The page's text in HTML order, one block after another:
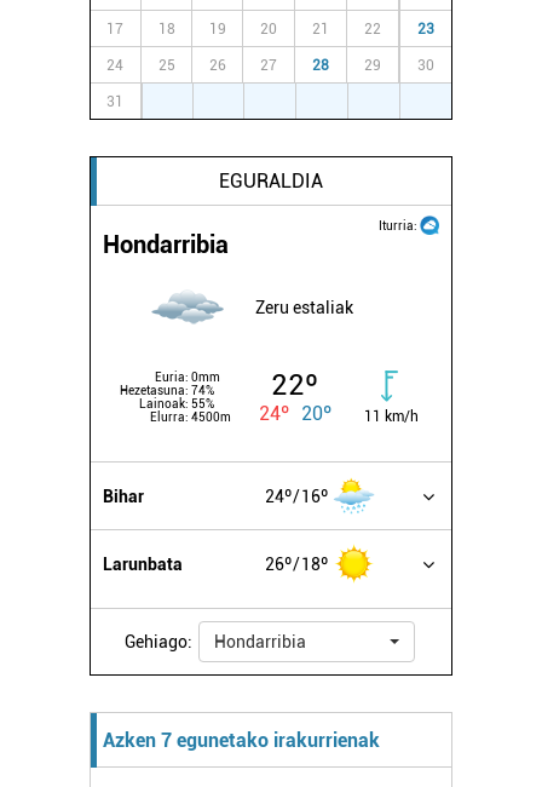
17 18 19 20 21 22 23
24 25 26 27 28 29 30
31
EGURALDIA
Iturria:
Hondarribia
Zeru estaliak
Euria: 0mm
Hezetasuna: 74%
Lainoak: 55%
Elurra: 4500m
22º
24º 20º 11 km/h
Bihar 24º 16º
Larunbata 26º 18º
Gehiago: Hondarribia
Azken 7 egunetako irakurrienak